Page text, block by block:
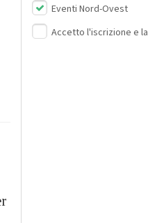
Eventi Nord-Ovest
Accetto l'iscrizione e la